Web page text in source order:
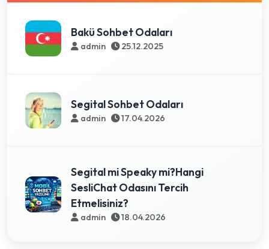
Bakü Sohbet Odaları
admin 25.12.2025
Segital Sohbet Odaları
admin 17.04.2026
Segital mi Speaky mi?Hangi
SesliChat Odasını Tercih
Etmelisiniz?
admin 18.04.2026